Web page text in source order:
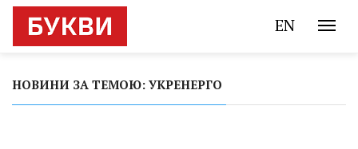
EN
НОВИНИ ЗА ТЕМОЮ: УКРЕНЕРГО